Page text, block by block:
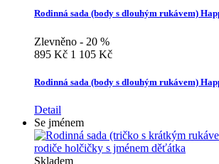
Rodinná sada (body s dlouhým rukávem)
Zlevněno - 20 %
895 Kč 1 105 Kč
Rodinná sada (body s dlouhým rukávem)
Detail
Se jménem
Skladem